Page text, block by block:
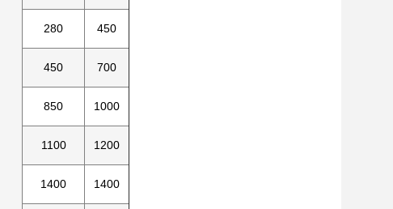
280 450
450 700
850 1000
1100 1200
1400 1400